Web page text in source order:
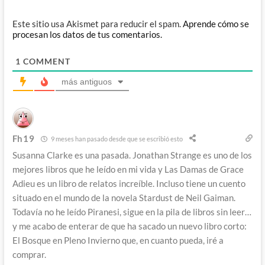
Este sitio usa Akismet para reducir el spam.Aprende cómo se
procesan los datos de tus comentarios.
1 COMMENT
más antiguos
Fh19 9 meses han pasado desde que se escribió esto
Susanna Clarke es una pasada. Jonathan Strange es uno de los
mejores libros que he leído en mi vida y Las Damas de Grace
Adieu es un libro de relatos increíble. Incluso tiene un cuento
situado en el mundo de la novela Stardust de Neil Gaiman.
Todavía no he leído Piranesi, sigue en la pila de libros sin leer…
y me acabo de enterar de que ha sacado un nuevo libro corto:
El Bosque en Pleno Invierno que, en cuanto pueda, iré a
comprar.